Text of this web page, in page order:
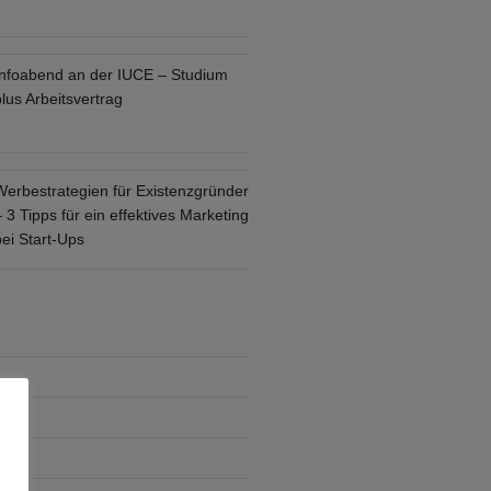
an der IUCE – Studium
Arbeitsvertrag
für Existenzgründer
3 Tipps für ein effektives Marketing
Start-Ups